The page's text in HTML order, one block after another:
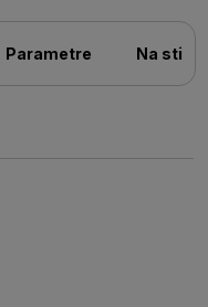
Parametre Na